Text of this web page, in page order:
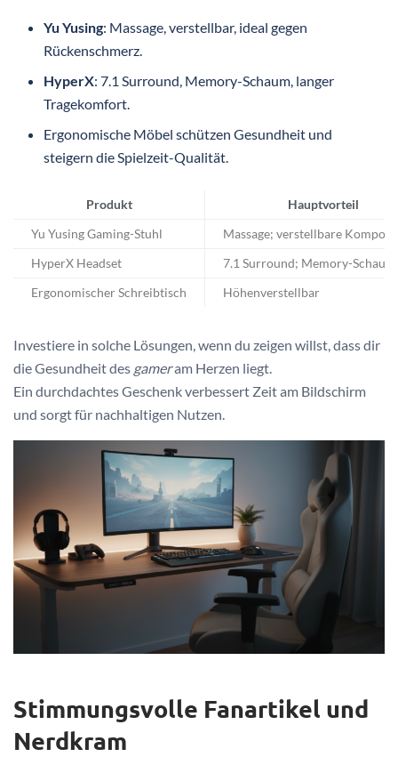
Yu Yusing: Massage, verstellbar, ideal gegen
Rückenschmerz.
HyperX: 7.1 Surround, Memory-Schaum, langer
Tragekomfort.
Ergonomische Möbel schützen Gesundheit und
steigern die Spielzeit-Qualität.
Produkt Hauptvorteil
Yu Yusing Gaming-Stuhl Massage; verstellbare
HyperX Headset 7.1 Surround; Memory-Schaum
Ergonomischer Schreibtisch Höhenverstellbar
Investiere in solche Lösungen, wenn du zeigen willst, dass dir
die Gesundheit des gameram Herzen liegt.
Ein durchdachtes Geschenk verbessert Zeit am Bildschirm
und sorgt für nachhaltigen Nutzen.
Stimmungsvolle Fanartikel und
Nerdkram